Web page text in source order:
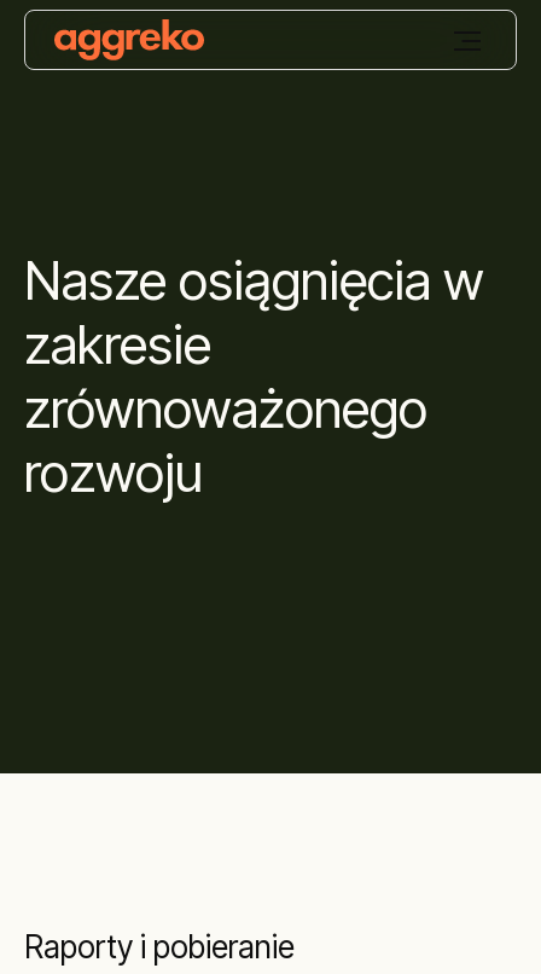
Nasze osiągnięcia w
zakresie
zrównoważonego
rozwoju
Raporty i pobieranie